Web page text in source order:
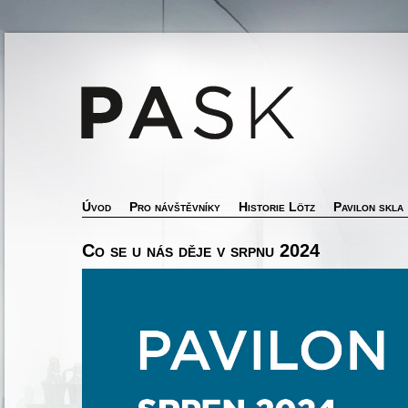
Úvod Pro návštěvníky Historie Lötz Pavilon skla
Co se u nás děje v srpnu 2024